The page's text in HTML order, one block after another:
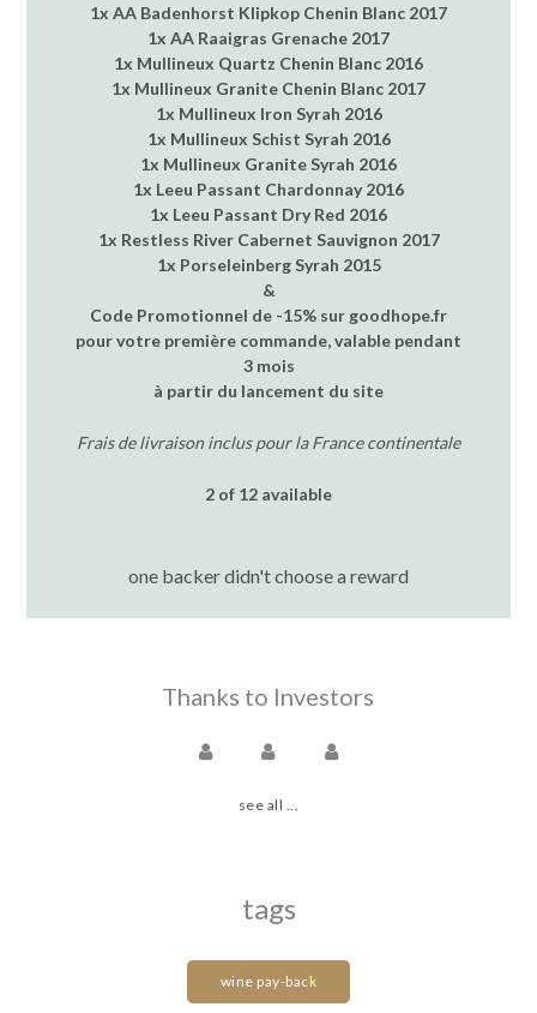
1x AA Badenhorst Klipkop Chenin Blanc 2017
1x AA Raaigras Grenache 2017
1x Mullineux Quartz Chenin Blanc 2016
1x Mullineux Granite Chenin Blanc 2017
1x Mullineux Iron Syrah 2016
1x Mullineux Schist Syrah 2016
1x Mullineux Granite Syrah 2016
1x Leeu Passant Chardonnay 2016
1x Leeu Passant Dry Red 2016
1x Restless River Cabernet Sauvignon 2017
1x Porseleinberg Syrah 2015
&
Code Promotionnel de -15% sur goodhope.fr
pour votre première commande, valable pendant
3 mois
à partir du lancement du site
Frais de livraison inclus pour la France continentale
2 of 12 available
one backer didn't choose a reward
Thanks to Investors
see all ...
tags
wine pay-back